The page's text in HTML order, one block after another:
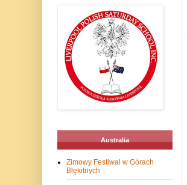
Australia
Zimowy Festiwal w Górach
Błękitnych